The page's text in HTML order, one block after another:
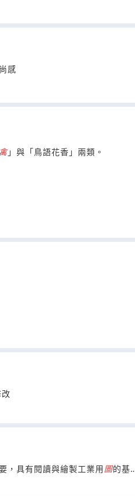
感
禽」與「鳥語花香」兩類。
，具有閱讀與繪製工業用圖的基